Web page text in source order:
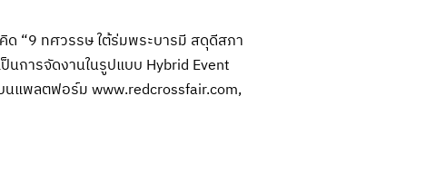
“9 ทศวรรษ ใต้ร่มพระบารมี สดุดีสภา
การจัดงานในรูปแบบ Hybrid Event
นแพลตฟอร์มwww.redcrossfair.com,